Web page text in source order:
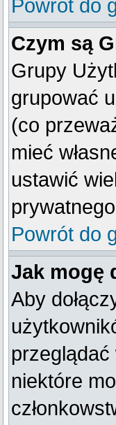
Powrót do
Czym są
Grupy
grupować
(co
mieć
ustawić
Powrót do
Jak mogę
Aby
niektóre